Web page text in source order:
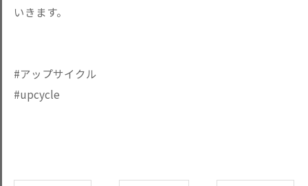
いきます。
#アップサイクル
#upcycle